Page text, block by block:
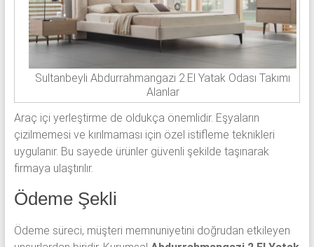
Sultanbeyli Abdurrahmangazi 2.El Yatak Odası Takımı
Alanlar
Araç içi yerleştirme de oldukça önemlidir. Eşyaların
çizilmemesi ve kırılmaması için özel istifleme teknikleri
uygulanır. Bu sayede ürünler güvenli şekilde taşınarak
firmaya ulaştırılır.
Ödeme Şekli
Ödeme süreci, müşteri memnuniyetini doğrudan etkileyen